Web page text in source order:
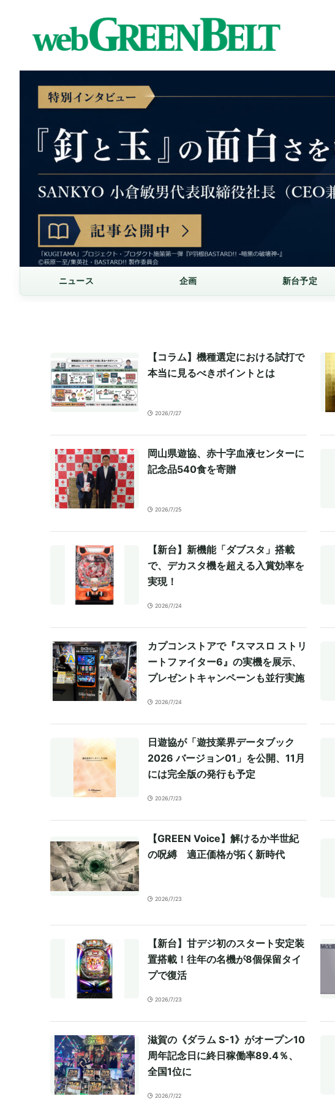
ニュース 企画 新台予定
【コラム】機種選定における試打で
本当に見るべきポイントとは
2026/7/27
岡山県遊協、赤十字血液センターに
記念品540食を寄贈
2026/7/25
【新台】新機能「ダブスタ」搭載
で、デカスタ機を超える入賞効率を
実現！
2026/7/24
カプコンストアで『スマスロ ストリ
ートファイター6』の実機を展示、
プレゼントキャンペーンも並行実施
2026/7/24
日遊協が「遊技業界データブック
2026 バージョン01」を公開、11月
には完全版の発行も予定
2026/7/23
【GREEN Voice】解けるか半世紀
の呪縛 適正価格が拓く新時代
2026/7/23
【新台】甘デジ初のスタート安定装
置搭載！往年の名機が8個保留タイ
プで復活
2026/7/23
滋賀の《ダラム S-1》がオープン10
周年記念日に終日稼働率89.4％、
全国1位に
2026/7/22